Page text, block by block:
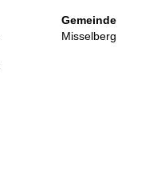
Gemeinde
Misselberg